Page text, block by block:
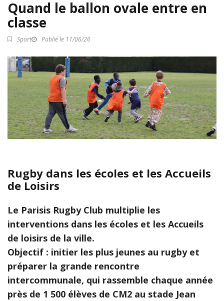
Quand le ballon ovale entre en
classe
Sport Publié le 11/06/26
Rugby dans les écoles et les Accueils
de Loisirs
Le Parisis Rugby Club multiplie les
interventions dans les écoles et les Accueils
de loisirs de la ville.
Objectif : initier les plus jeunes au rugby et
préparer la grande rencontre
intercommunale, qui rassemble chaque année
près de 1 500 élèves de CM2 au stade Jean